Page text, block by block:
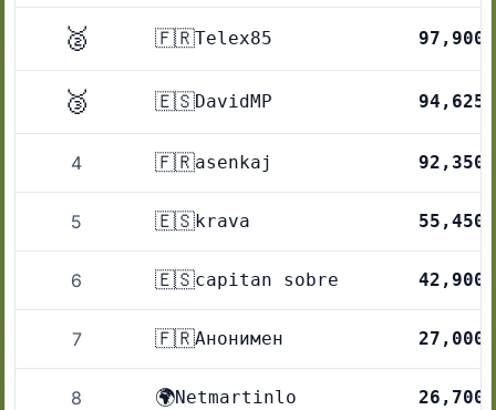
🥈 🇫🇷Telex85 97,900
🥉 🇪🇸DavidMP 94,625
4 🇫🇷asenkaj 92,350
5 🇪🇸krava 55,450
6 🇪🇸capitan sobre 42,900
7 🇫🇷Анонимен 27,000
8 🌍Netmartinlo 26,700